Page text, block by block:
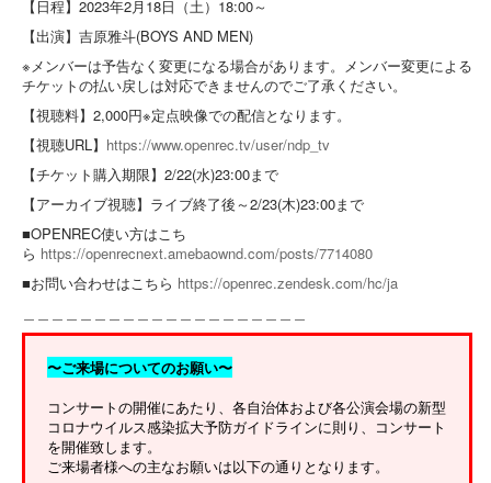
【日程】2023年2月18日（土）18:00～
【出演】吉原雅斗(BOYS AND MEN)
※メンバーは予告なく変更になる場合があります。メンバー変更による
チケットの払い戻しは対応できませんのでご了承ください。
【視聴料】2,000円※定点映像での配信となります。
【視聴URL】 https://www.openrec.tv/user/ndp_tv
【チケット購入期限】2/22(水)23:00まで
【アーカイブ視聴】ライブ終了後～2/23(木)23:00まで
■OPENREC使い方はこち
ら https://openrecnext.amebaownd.com/posts/7714080
■お問い合わせはこちら https://openrec.zendesk.com/hc/ja
〜ご来場についてのお願い〜
コンサートの開催にあたり、各自治体および各公演会場の新型
コロナウイルス感染拡大予防ガイドラインに則り、コンサート
を開催致します。
ご来場者様への主なお願いは以下の通りとなります。